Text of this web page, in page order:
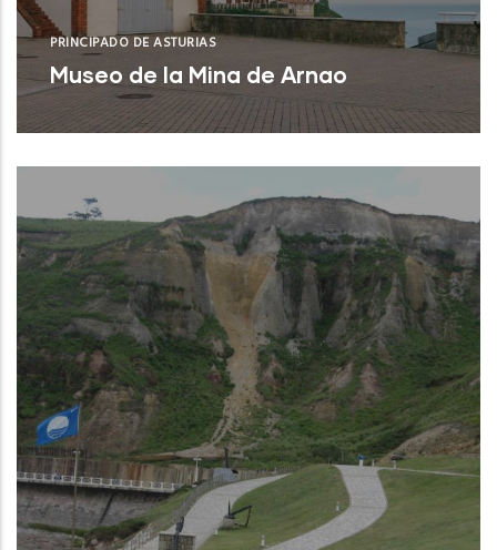
PRINCIPADO DE ASTURIAS
Museo de la Mina de Arnao
Castrillón (Asturias)